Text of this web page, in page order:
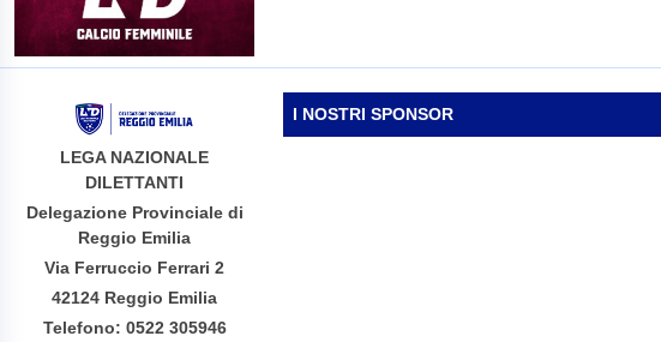
LEGA NAZIONALE
DILETTANTI
Delegazione Provinciale di
Reggio Emilia
Via Ferruccio Ferrari 2
42124 Reggio Emilia
Telefono: 0522 305946
I NOSTRI SPONSOR